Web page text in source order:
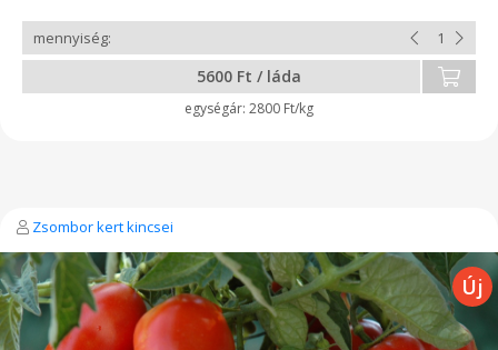
5600 Ft / láda
2800 Ft/kg
Zsombor kert kincsei